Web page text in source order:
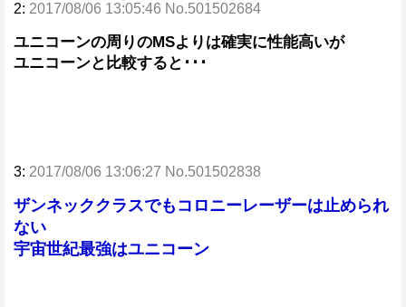
2: 2017/08/06 13:05:46 No.501502684
ユニコーンの周りのMSよりは確実に性能高いが
ユニコーンと比較すると･･･
3: 2017/08/06 13:06:27 No.501502838
ザンネッククラスでもコロニーレーザーは止められ
ない
宇宙世紀最強はユニコーン